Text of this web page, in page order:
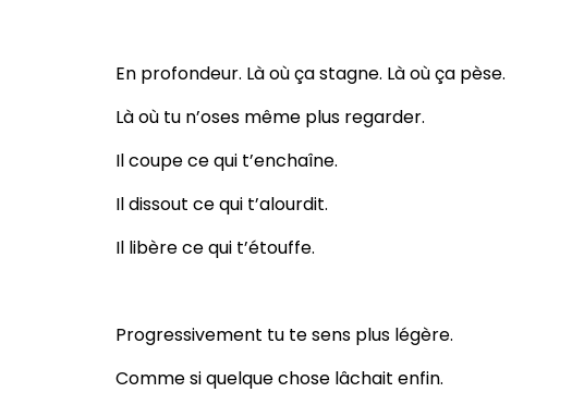
En profondeur. Là où ça stagne. Là où ça pèse.
Là où tu n’oses même plus regarder.
Il coupe ce qui t’enchaîne.
Il dissout ce qui t’alourdit.
Il libère ce qui t’étouffe.
Progressivement tu te sens plus légère.
Comme si quelque chose lâchait enfin.